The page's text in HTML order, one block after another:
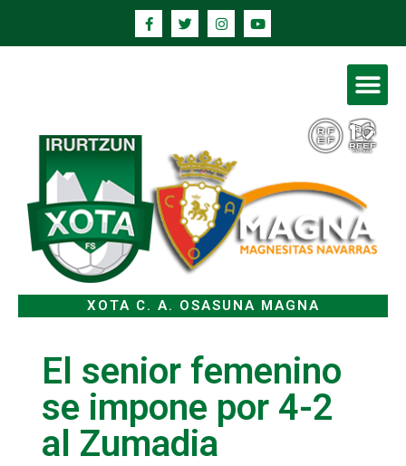
XOTA C. A. OSASUNA MAGNA
El senior femenino
se impone por 4-2
al Zumadia